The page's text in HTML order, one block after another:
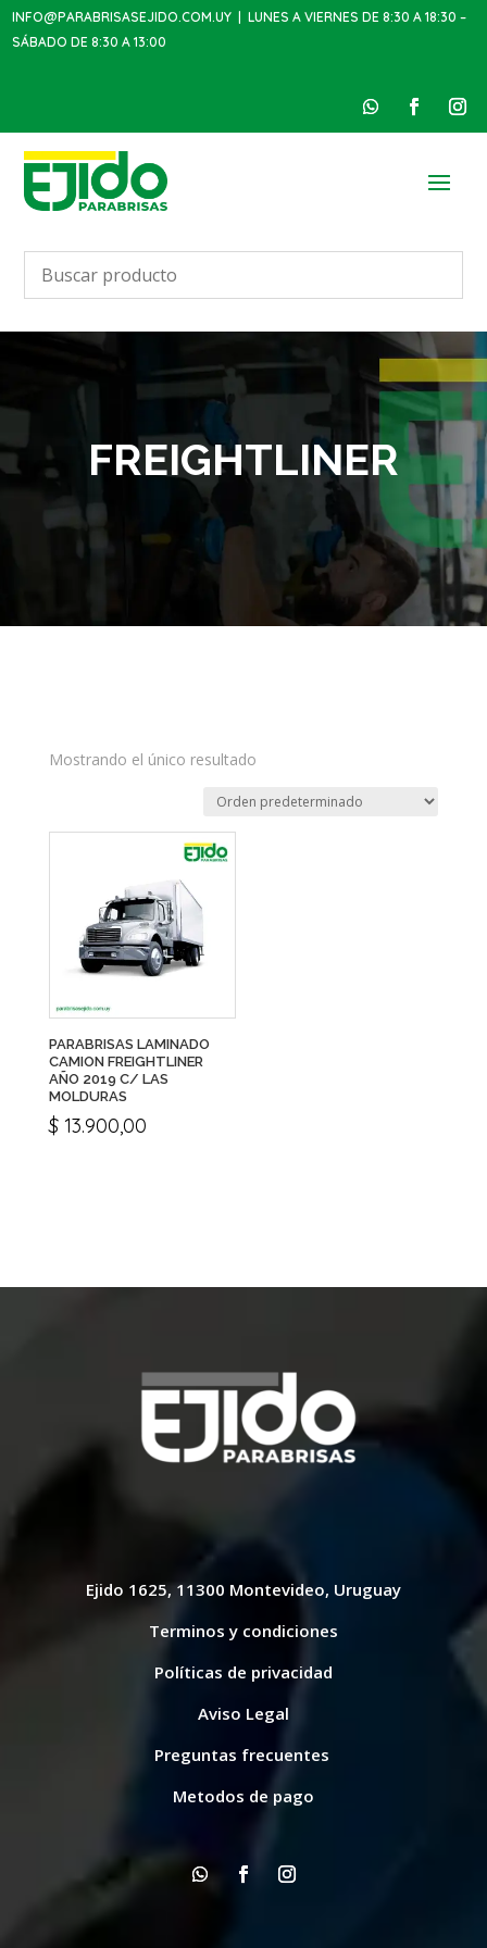
INFO@PARABRISASEJIDO.COM.UY | LUNES A VIERNES DE 8:30 A 18:30 –
SÁBADO DE 8:30 A 13:00
FREIGHTLINER
Mostrando el único resultado
PARABRISAS LAMINADO
CAMION FREIGHTLINER
AÑO 2019 C/ LAS
MOLDURAS
$13.900,00
Ejido 1625, 11300 Montevideo, Uruguay
Terminos y condiciones
Políticas de privacidad
Aviso Legal
Preguntas frecuentes
Metodos de pago